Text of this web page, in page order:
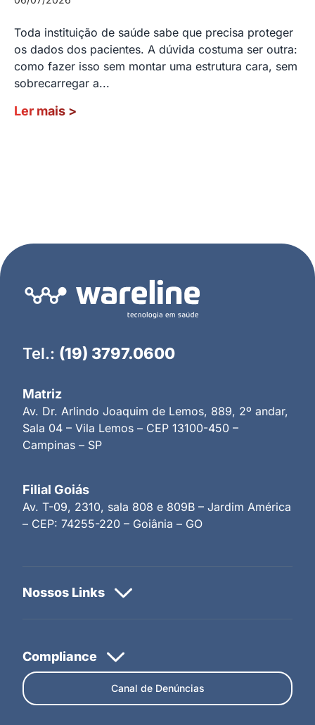
Toda instituição de saúde sabe que precisa proteger
os dados dos pacientes. A dúvida costuma ser outra:
como fazer isso sem montar uma estrutura cara, sem
sobrecarregar a...
Ler mais >
Tel.: (19) 3797.0600
Matriz
Av. Dr. Arlindo Joaquim de Lemos, 889, 2º andar,
Sala 04 – Vila Lemos – CEP 13100-450 –
Campinas – SP
Filial Goiás
Av. T-09, 2310, sala 808 e 809B – Jardim América
– CEP: 74255-220 – Goiânia – GO
Canal de Denúncias